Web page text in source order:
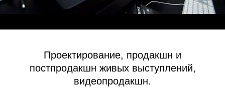
Проектирование, продакшн и
постпродакшн живых выступлений,
видеопродакшн.